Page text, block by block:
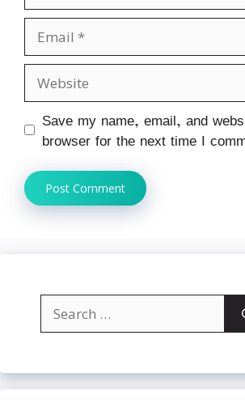
Email
Website
Save my name, email, and
browser for the next time I
Search
for: